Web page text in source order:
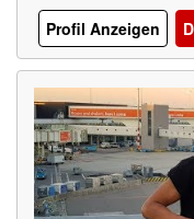
Profil Anzeigen